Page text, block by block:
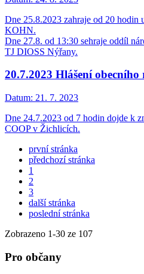
Dne 25.8.2023 zahraje od 20
KOHN.
Dne 27.8. od 13:30 sehraje oddíl
TJ DIOSS Nýřany.
20.7.2023 Hlášení obecního
Datum: 21. 7. 2023
Dne 24.7.2023 od 7 hodin dojde k
COOP v Žichlicích.
první stránka
předchozí stránka
1
2
3
další stránka
poslední stránka
Zobrazeno 1-30 ze 107
Pro občany